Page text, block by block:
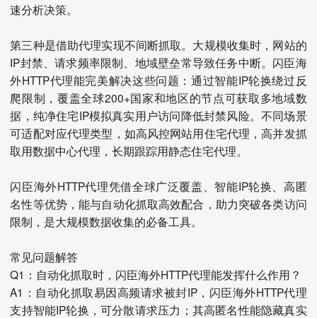
速分析决策。
第三种是借助代理实现不间断抓取。大规模收集时，网站的
IP封禁、请求频率限制、地域壁垒常导致任务中断。闪臣海
外HTTP代理能完美解决这些问题：通过智能IP轮换绕过反
爬限制，覆盖全球200+国家和地区的节点可获取多地域数
据，纯净住宅IP模拟真实用户访问降低封禁风险。不同场景
可适配对应代理类型，如高风控网站用住宅代理，高并发抓
取用数据中心代理，长期跟踪用静态住宅代理。
闪臣海外HTTP代理凭借全球广泛覆盖、智能IP轮换、高匿
名性等优势，能与自动化抓取高效配合，助力突破各类访问
限制，是大规模数据收集的必备工具。
常见问题解答
Q1：自动化抓取时，闪臣海外HTTP代理能发挥什么作用？
A1：自动化抓取易因高频请求被封IP，闪臣海外HTTP代理
支持智能IP轮换，可分散请求压力；其高匿名性能隐藏真实